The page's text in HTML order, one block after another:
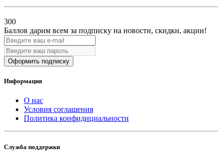
300
Баллов дарим всем за подписку на новости, скидки, акции!
Оформить подписку
Информация
О нас
Условия соглашения
Политика конфидициальности
Служба поддержки